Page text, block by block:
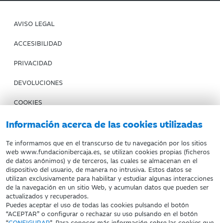
Información acerca de las cookies utilizadas
Te informamos que en el transcurso de tu navegación por los sitios
web www.fundacionibercaja.es, se utilizan cookies propias (ficheros
de datos anónimos) y de terceros, las cuales se almacenan en el
dispositivo del usuario, de manera no intrusiva. Estos datos se
utilizan exclusivamente para habilitar y estudiar algunas interacciones
de la navegación en un sitio Web, y acumulan datos que pueden ser
actualizados y recuperados.
Puedes aceptar el uso de todas las cookies pulsando el botón
“ACEPTAR” o configurar o rechazar su uso pulsando en el botón
AVISO LEGAL
ACCESIBILIDAD
PRIVACIDAD
DEVOLUCIONES
COOKIES
CONDICIONES DE COMPRA
IBERCAJA BANCO
Fundación Bancaria Ibercaja. C.I.F. G-50000652.
Inscrita en el Registro de Fundaciones del Mº de Educación,
Cultura y Deporte con el nº 1689.
Domicilio social: Joaquín Costa, 13. 50001 Zaragoza.